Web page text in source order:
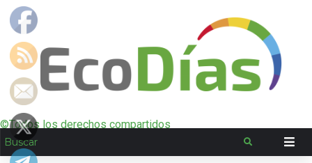
©Todos los derechos compartidos